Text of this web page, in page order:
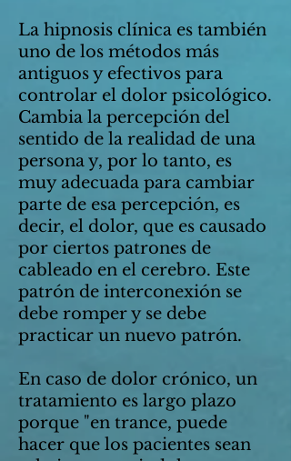
La hipnosis clínica es también
uno de los métodos más
antiguos y efectivos para
controlar el dolor psicológico.
Cambia la percepción del
sentido de la realidad de una
persona y, por lo tanto, es
muy adecuada para cambiar
parte de esa percepción, es
decir, el dolor, que es causado
por ciertos patrones de
cableado en el cerebro. Este
patrón de interconexión se
debe romper y se debe
practicar un nuevo patrón.
En caso de dolor crónico, un
tratamiento es largo plazo
porque "en trance, puede
hacer que los pacientes sean